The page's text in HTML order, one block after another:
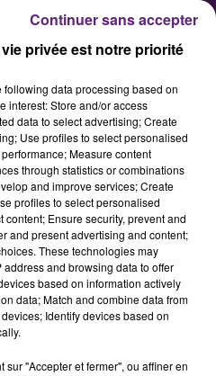
» : René
son texte
titre de séjour
privée est notre priorité
following data processing based on
interest: Store and/or access
data to select advertising; Create
Use profiles to select personalised
Measure content
through statistics or combinations
and improve services; Create
profiles to select personalised
Ensure security, prevent and
and present advertising and content;
These technologies may
and browsing data to offer
based on information actively
data; Match and combine data from
Identify devices based on
"Accepter et fermer", ou affiner en
Continuer sans accepter